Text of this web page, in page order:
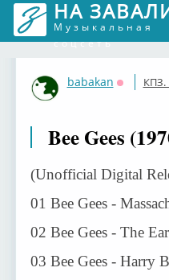
НА
Музыкальная
соцсеть
babakan
Оффлайн
КПЗ.
Bee Gees
(Unofficial Digital
01 Bee Gees -
02 Bee Gees - The
03 Bee Gees - Harry